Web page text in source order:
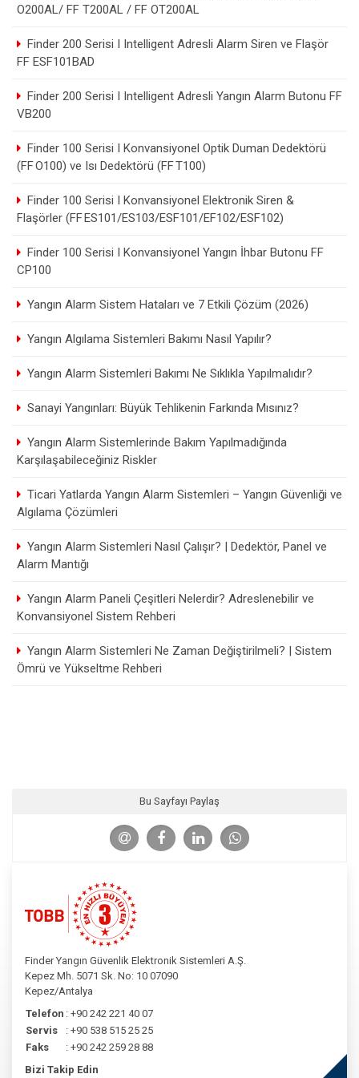
O200AL/ FF T200AL / FF OT200AL
Finder 200 Serisi I Intelligent Adresli Alarm Siren ve Flaşör
FF ESF101BAD
Finder 200 Serisi I Intelligent Adresli Yangın Alarm Butonu FF
VB200
Finder 100 Serisi I Konvansiyonel Optik Duman Dedektörü
(FF O100) ve Isı Dedektörü (FF T100)
Finder 100 Serisi I Konvansiyonel Elektronik Siren &
Flaşörler (FF ES101/ES103/ESF101/EF102/ESF102)
Finder 100 Serisi I Konvansiyonel Yangın İhbar Butonu FF
CP100
Yangın Alarm Sistem Hataları ve 7 Etkili Çözüm (2026)
Yangın Algılama Sistemleri Bakımı Nasıl Yapılır?
Yangın Alarm Sistemleri Bakımı Ne Sıklıkla Yapılmalıdır?
Sanayi Yangınları: Büyük Tehlikenin Farkında Mısınız?
Yangın Alarm Sistemlerinde Bakım Yapılmadığında
Karşılaşabileceğiniz Riskler
Ticari Yatlarda Yangın Alarm Sistemleri – Yangın Güvenliği ve
Algılama Çözümleri
Yangın Alarm Sistemleri Nasıl Çalışır? | Dedektör, Panel ve
Alarm Mantığı
Yangın Alarm Paneli Çeşitleri Nelerdir? Adreslenebilir ve
Konvansiyonel Sistem Rehberi
Yangın Alarm Sistemleri Ne Zaman Değiştirilmeli? | Sistem
Ömrü ve Yükseltme Rehberi
Bu Sayfayı Paylaş
Finder Yangın Güvenlik Elektronik Sistemleri A.Ş.
Kepez Mh. 5071 Sk. No: 10 07090
Kepez/Antalya
Telefon : +90 242 221 40 07
Servis
: +90 538 515 25 25
Faks
: +90 242 259 28 88
Bizi Takip Edin